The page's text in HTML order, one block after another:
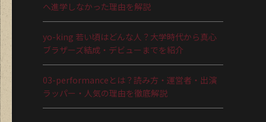
へ進学しなかった理由を解説
yo-king 若い頃はどんな人？大学時代から真心
ブラザーズ結成・デビューまでを紹介
03-performanceとは？読み方・運営者・出演
ラッパー・人気の理由を徹底解説